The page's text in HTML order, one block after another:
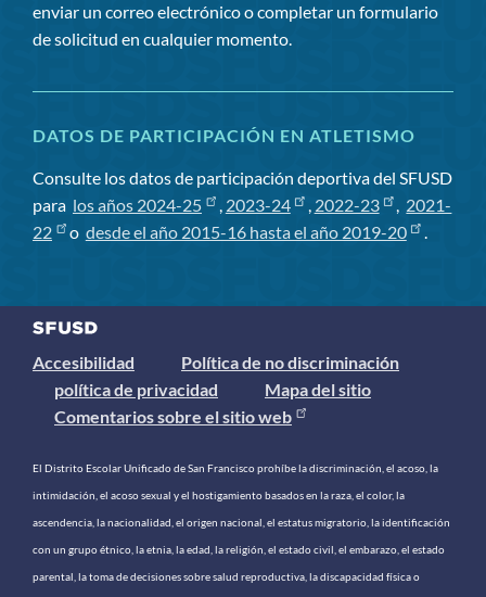
enviar un correo electrónico o completar un formulario
de solicitud en cualquier momento.
DATOS DE PARTICIPACIÓN EN ATLETISMO
Consulte los datos de participación deportiva del SFUSD
para los años 2024-25 , 2023-24 , 2022-23 , 2021-
22
o desde el año 2015-16 hasta el año 2019-20 .
Accesibilidad
Política de no discriminación
política de privacidad
Mapa del sitio
Comentarios sobre el sitio web
El Distrito Escolar Unificado de San Francisco prohíbe la discriminación, el acoso, la
intimidación, el acoso sexual y el hostigamiento basados ​​en la raza, el color, la
ascendencia, la nacionalidad, el origen nacional, el estatus migratorio, la identificación
con un grupo étnico, la etnia, la edad, la religión, el estado civil, el embarazo, el estado
parental, la toma de decisiones sobre salud reproductiva, la discapacidad física o